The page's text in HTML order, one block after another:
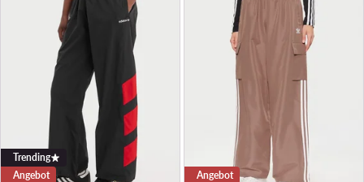
Trending
Angebot
Angebot